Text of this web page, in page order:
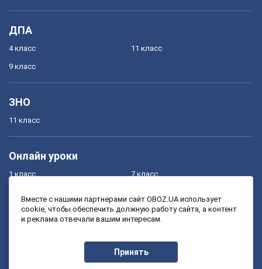
ДПА
4 класс
9 класс
11 класс
ЗНО
11 класс
Онлайн уроки
1 класс
3 класс
7 класс
9 класс
Вместе с нашими партнерами сайт OBOZ.UA использует
cookie, чтобы обеспечить должную работу сайта, а контент
и реклама отвечали вашим интересам.
Принять